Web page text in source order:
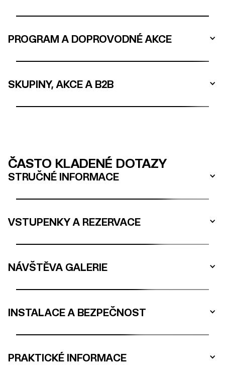
PROGRAM A DOPROVODNÉ AKCE
SKUPINY, AKCE A B2B
ČASTO KLADENÉ DOTAZY
STRUČNÉ INFORMACE
VSTUPENKY A REZERVACE
NÁVŠTĚVA GALERIE
INSTALACE A BEZPEČNOST
PRAKTICKÉ INFORMACE